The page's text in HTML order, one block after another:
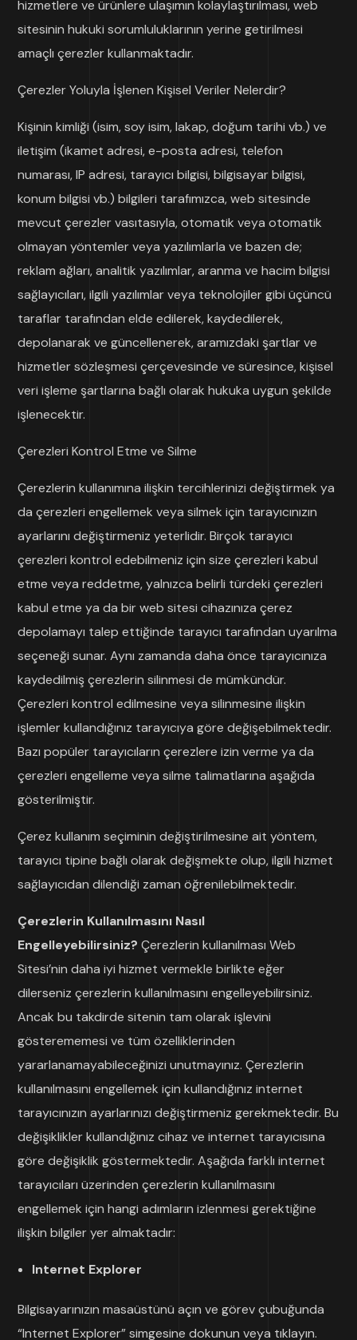
hizmetlere ve ürünlere ulaşımın kolaylaştırılması, web
sitesinin hukuki sorumluluklarının yerine getirilmesi
amaçlı çerezler kullanmaktadır.
Çerezler Yoluyla İşlenen Kişisel Veriler Nelerdir?
Kişinin kimliği (isim, soy isim, lakap, doğum tarihi vb.) ve
iletişim (ikamet adresi, e-posta adresi, telefon
numarası, IP adresi, tarayıcı bilgisi, bilgisayar bilgisi,
konum bilgisi vb.) bilgileri tarafımızca, web sitesinde
mevcut çerezler vasıtasıyla, otomatik veya otomatik
olmayan yöntemler veya yazılımlarla ve bazen de;
reklam ağları, analitik yazılımlar, aranma ve hacim bilgisi
sağlayıcıları, ilgili yazılımlar veya teknolojiler gibi üçüncü
taraflar tarafından elde edilerek, kaydedilerek,
depolanarak ve güncellenerek, aramızdaki şartlar ve
hizmetler sözleşmesi çerçevesinde ve süresince, kişisel
veri işleme şartlarına bağlı olarak hukuka uygun şekilde
işlenecektir.
Çerezleri Kontrol Etme ve Silme
Çerezlerin kullanımına ilişkin tercihlerinizi değiştirmek ya
da çerezleri engellemek veya silmek için tarayıcınızın
ayarlarını değiştirmeniz yeterlidir. Birçok tarayıcı
çerezleri kontrol edebilmeniz için size çerezleri kabul
etme veya reddetme, yalnızca belirli türdeki çerezleri
kabul etme ya da bir web sitesi cihazınıza çerez
depolamayı talep ettiğinde tarayıcı tarafından uyarılma
seçeneği sunar. Aynı zamanda daha önce tarayıcınıza
kaydedilmiş çerezlerin silinmesi de mümkündür.
Çerezleri kontrol edilmesine veya silinmesine ilişkin
işlemler kullandığınız tarayıcıya göre değişebilmektedir.
Bazı popüler tarayıcıların çerezlere izin verme ya da
çerezleri engelleme veya silme talimatlarına aşağıda
gösterilmiştir.
Çerez kullanım seçiminin değiştirilmesine ait yöntem,
tarayıcı tipine bağlı olarak değişmekte olup, ilgili hizmet
sağlayıcıdan dilendiği zaman öğrenilebilmektedir.
Çerezlerin Kullanılmasını Nasıl
Engelleyebilirsiniz? Çerezlerin kullanılması Web
Sitesi’nin daha iyi hizmet vermekle birlikte eğer
dilerseniz çerezlerin kullanılmasını engelleyebilirsiniz.
Ancak bu takdirde sitenin tam olarak işlevini
gösterememesi ve tüm özelliklerinden
yararlanamayabileceğinizi unutmayınız. Çerezlerin
kullanılmasını engellemek için kullandığınız internet
tarayıcınızın ayarlarınızı değiştirmeniz gerekmektedir. Bu
değişiklikler kullandığınız cihaz ve internet tarayıcısına
göre değişiklik göstermektedir. Aşağıda farklı internet
tarayıcıları üzerinden çerezlerin kullanılmasını
engellemek için hangi adımların izlenmesi gerektiğine
ilişkin bilgiler yer almaktadır:
Internet Explorer
Bilgisayarınızın masaüstünü açın ve görev çubuğunda
“Internet Explorer” simgesine dokunun veya tıklayın.